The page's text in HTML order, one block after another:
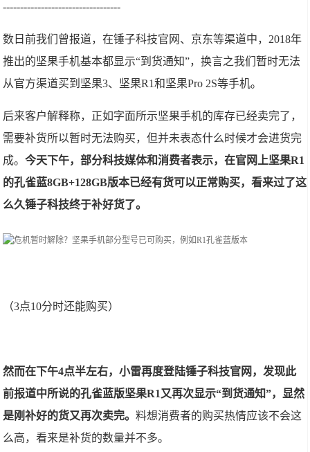
----------------------------------
数日前我们曾报道，在锤子科技官网、京东等渠道中，2018年
推出的坚果手机基本都显示“到货通知”，换言之我们暂时无法
从官方渠道买到坚果3、坚果R1和坚果Pro 2S等手机。
后来客户解释称，正如字面所示坚果手机的库存已经卖完了，
需要补货所以暂时无法购买，但并未表态什么时候才会进货完
成。今天下午，部分科技媒体和消费者表示，在官网上坚果R1
的孔雀蓝8GB+128GB版本已经有货可以正常购买，看来过了这
么久锤子科技终于补好货了。
（3点10分时还能购买）
然而在下午4点半左右，小雷再度登陆锤子科技官网，发现此
前报道中所说的孔雀蓝版坚果R1又再次显示“到货通知”，显然
是刚补好的货又再次卖完。料想消费者的购买热情应该不会这
么高，看来是补货的数量并不多。